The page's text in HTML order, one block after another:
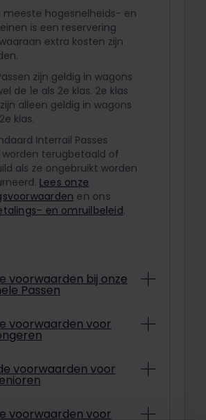
meeste hogesnelheids- en
is een reservering
extra kosten zijn
zijn geldig in wagons
de 1e als 2e klas. 2e klas
alleen geldig in wagons
klas.
Interrail Passes
worden terugbetaald of
als ze ongebruikt worden
Lees onze
en ons
en omruilbeleid.
voorwaarden bij onze
Passen
van de actievoorwaarden
Interrail Passen
Op de
kun je zien of
voorwaarden voor
een Jeugdpas met korting
moet je tussen 12 en 27
voorwaarden voor
een Seniorenpas met
voorwaarden voor